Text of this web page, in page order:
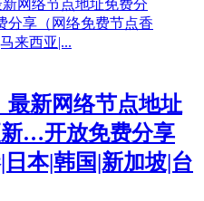
最新网络节点地址
…开放免费分享
日本|韩国|新加坡|台